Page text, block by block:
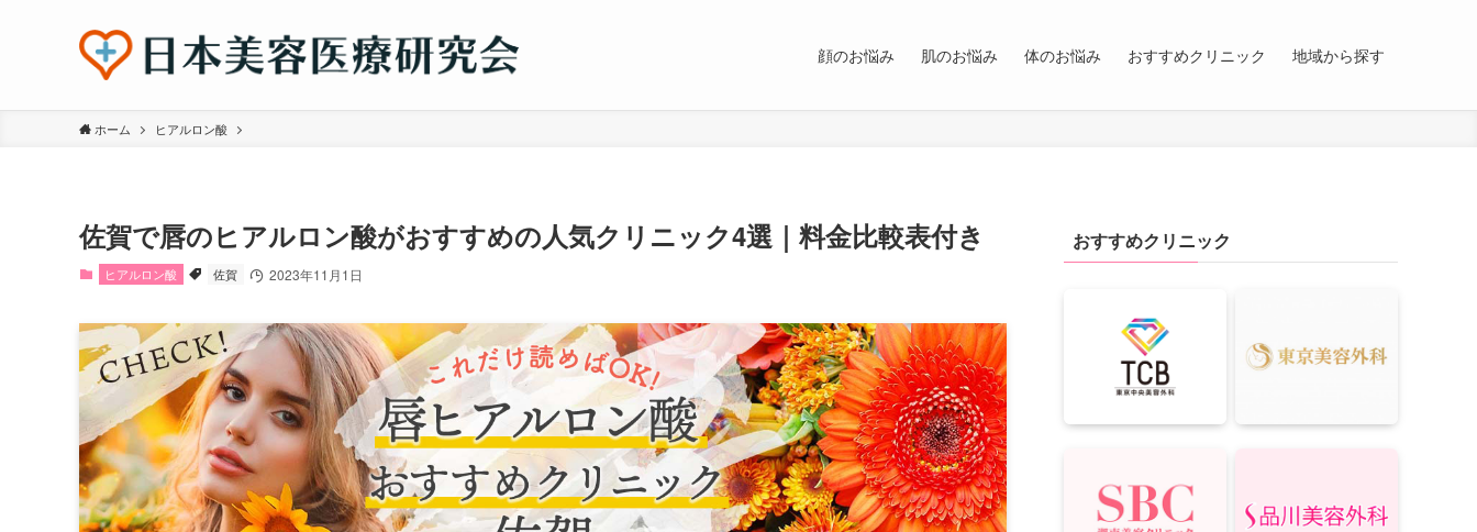
顔のお悩み 肌のお悩み 体のお悩み おすすめクリニック 地域から探す
ホーム ヒアルロン酸
佐賀で唇のヒアルロン酸がおすすめの人気クリニック4選｜料金比較表付き
ヒアルロン酸 佐賀 2023年11月1日
おすすめクリニック